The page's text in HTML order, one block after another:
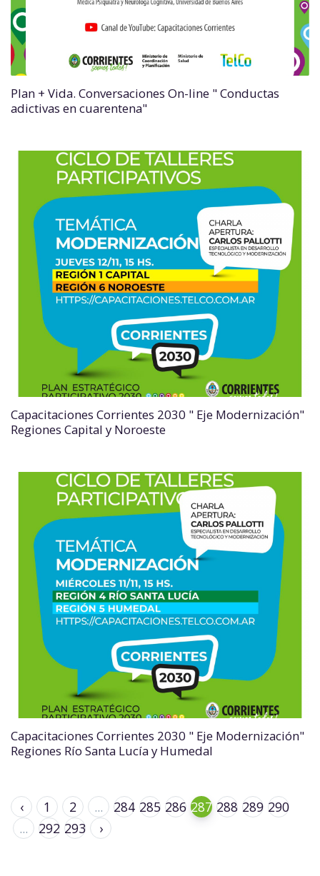
Plan + Vida. Conversaciones On-line " Conductas
adictivas en cuarentena"
Capacitaciones Corrientes 2030 " Eje Modernización"
Regiones Capital y Noroeste
Capacitaciones Corrientes 2030 " Eje Modernización"
Regiones Río Santa Lucía y Humedal
‹ 1 2 ... 284 285 286 287 288 289 290
...
292 293 ›